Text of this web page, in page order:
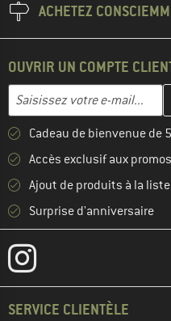
ACHETEZ
OUVRIR UN COMPTE
Adresse e-mail
Entrez votre adresse e-mail
Cadeau de bienvenue de
Accès exclusif aux promos
Ajout de produits à la
Surprise d'anniversaire
SERVICE CLIENTÈLE